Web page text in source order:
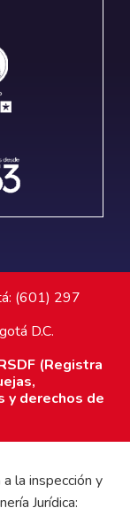
(601) 297
D.C.
(Registra
y derechos de
la inspección y
Jurídica: